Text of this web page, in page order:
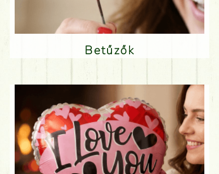
Betűzők